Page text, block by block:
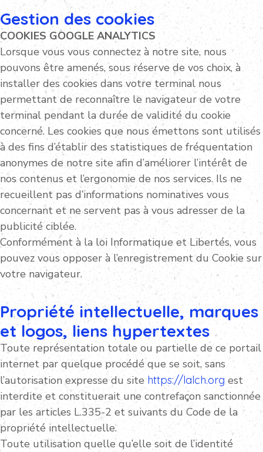
Gestion des cookies
COOKIES GOOGLE ANALYTICS
Lorsque vous vous connectez à notre site, nous
pouvons être amenés, sous réserve de vos choix, à
installer des cookies dans votre terminal nous
permettant de reconnaître le navigateur de votre
terminal pendant la durée de validité du cookie
concerné. Les cookies que nous émettons sont utilisés
à des fins d’établir des statistiques de fréquentation
anonymes de notre site afin d’améliorer l’intérêt de
nos contenus et l’ergonomie de nos services. Ils ne
recueillent pas d’informations nominatives vous
concernant et ne servent pas à vous adresser de la
publicité ciblée.
Conformément à la loi Informatique et Libertés, vous
pouvez vous opposer à l’enregistrement du Cookie sur
votre navigateur.
Propriété intellectuelle, marques
et logos, liens hypertextes
Toute représentation totale ou partielle de ce portail
internet par quelque procédé que se soit, sans
l’autorisation expresse du site https://lalch.org est
interdite et constituerait une contrefaçon sanctionnée
par les articles L.335-2 et suivants du Code de la
propriété intellectuelle.
Toute utilisation quelle qu’elle soit de l’identité